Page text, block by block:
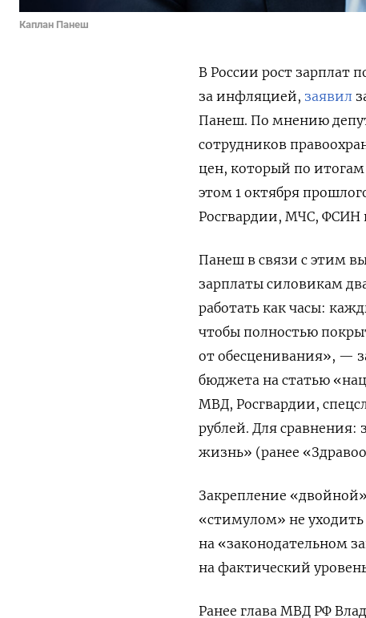
Каплан Панеш
В России рост зарплат
за инфляцией, заявил
Панеш. По мнению
сотрудников
цен, который по итогам
этом 1 октября
Росгвардии, МЧС, ФСИН
Панеш в связи с этим
зарплаты силовикам
работать как часы:
чтобы полностью
от обесценивания», —
бюджета на статью
МВД, Росгвардии,
рублей. Для
жизнь» (ранее
Закрепление
«стимулом» не уходить
на «законодательном
на фактический
Ранее глава МВД РФ